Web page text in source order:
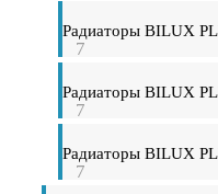
Радиаторы BILUX
7
Радиаторы BILUX
7
Радиаторы BILUX
7